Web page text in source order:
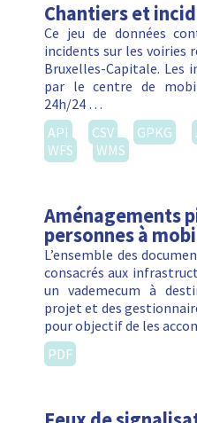
Chantiers et
Ce jeu de données
incidents sur les voiries
Bruxelles-Capitale. Les
par le centre de
24h/24 …
API
CSV GPKG
WFS
WMS
Aménagements
personnes à
L’ensemble des
consacrés aux
un vademecum à
projet et des
pour objectif de les
PDF